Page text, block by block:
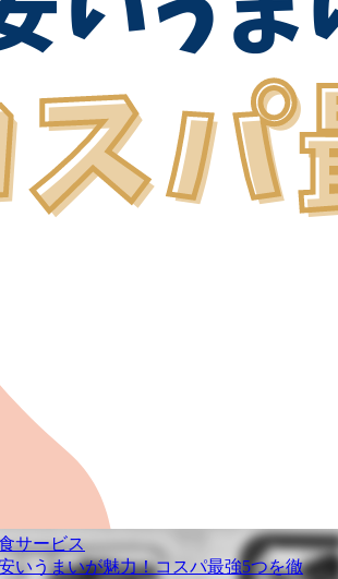
サービス
いうまいが魅力！コスパ最強5つを徹